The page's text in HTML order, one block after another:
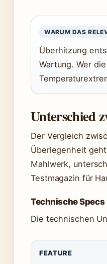
WARUM DAS
Überhitzung
Wartung. Wer
Unterschied
Der Vergleich
Überlegenheit
Mahlwerk,
Testmagazin für
Technische
Die technischen
FEATURE